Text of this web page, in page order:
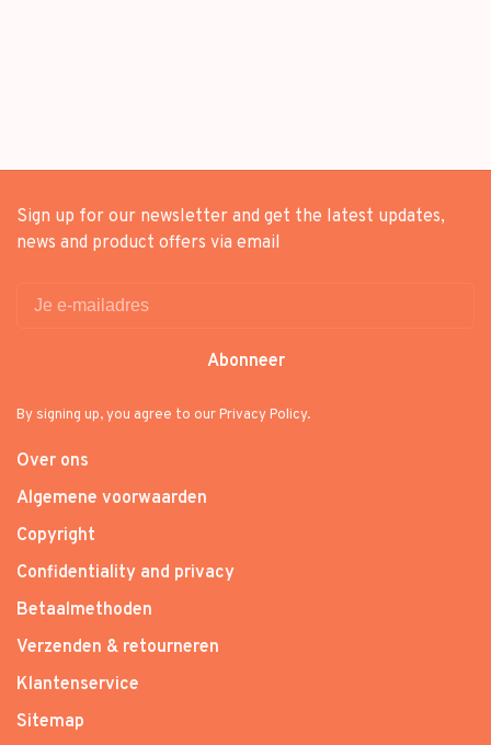
Sign up for our newsletter and get the latest updates,
news and product offers via email
Abonneer
By signing up, you agree to our Privacy Policy.
Over ons
Algemene voorwaarden
Copyright
Confidentiality and privacy
Betaalmethoden
Verzenden & retourneren
Klantenservice
Sitemap